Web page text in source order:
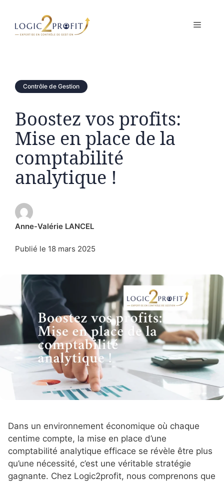
contenu
MENU
Contrôle de Gestion
Boostez vos profits:
Mise en place de la
comptabilité
analytique !
Anne-Valérie LANCEL
Publié le 18 mars 2025
Dans un environnement économique où chaque
centime compte, la mise en place d’une
comptabilité analytique efficace se révèle être plus
qu’une nécessité, c’est une véritable stratégie
gagnante. Chez Logic2profit, nous comprenons que